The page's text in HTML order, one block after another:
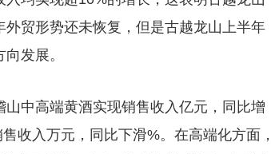
贸形势还未恢复，但是古越龙山上半年
发展。
中高端黄酒实现销售收入亿元，同比增
收入万元，同比下滑%。在高端化方面，